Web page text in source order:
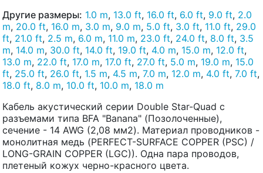
Другие размеры: 1.0 m, 13.0 ft, 16.0 ft, 6.0 ft, 9.0 ft, 2.0
m, 20.0 ft, 16.0 m, 3.0 m, 9.0 m, 5.0 ft, 3.0 ft, 11.0 ft, 29.0
ft, 21.0 ft, 2.5 m, 6.0 m, 11.0 m, 23.0 ft, 24.0 ft, 8.0 ft, 3.5
m, 14.0 m, 30.0 ft, 14.0 ft, 19.0 ft, 4.0 m, 15.0 m, 12.0 ft,
13.0 m, 22.0 ft, 17.0 m, 17.0 ft, 27.0 ft, 5.0 m, 19.0 m, 15.0
ft, 25.0 ft, 26.0 ft, 1.5 m, 4.5 m, 7.0 m, 12.0 m, 4.0 ft, 7.0 ft,
18.0 ft, 8.0 m, 10.0 ft, 10.0 m, 18.0 m
Кабель акустический серии Double Star-Quad с
разъемами типа BFA "Banana" (Позолоченные),
сечение - 14 AWG (2,08 мм2). Материал проводников -
монолитная медь (PERFECT-SURFACE COPPER (PSC) /
LONG-GRAIN COPPER (LGC)). Одна пара проводов,
плетеный кожух черно-красного цвета.